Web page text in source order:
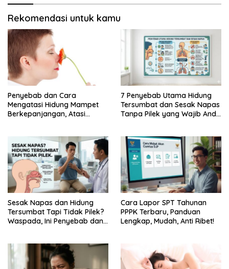
Rekomendasi untuk kamu
Penyebab dan Cara
Mengatasi Hidung Mampet
Berkepanjangan, Atasi
7 Penyebab Utama Hidung
Tersumbat dan Sesak Napas
Tanpa Pilek yang Wajib Anda
Sesak Napas dan Hidung
Tersumbat Tapi Tidak Pilek?
Waspada, Ini Penyebab dan
Cara Lapor SPT Tahunan
PPPK Terbaru, Panduan
Lengkap, Mudah, Anti Ribet!